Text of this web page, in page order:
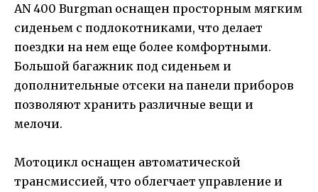
AN 400 Burgman оснащен просторным мягким
сиденьем с подлокотниками, что делает
поездки на нем еще более комфортными.
Большой багажник под сиденьем и
дополнительные отсеки на панели приборов
позволяют хранить различные вещи и
мелочи.
Мотоцикл оснащен автоматической
трансмиссией, что облегчает управление и